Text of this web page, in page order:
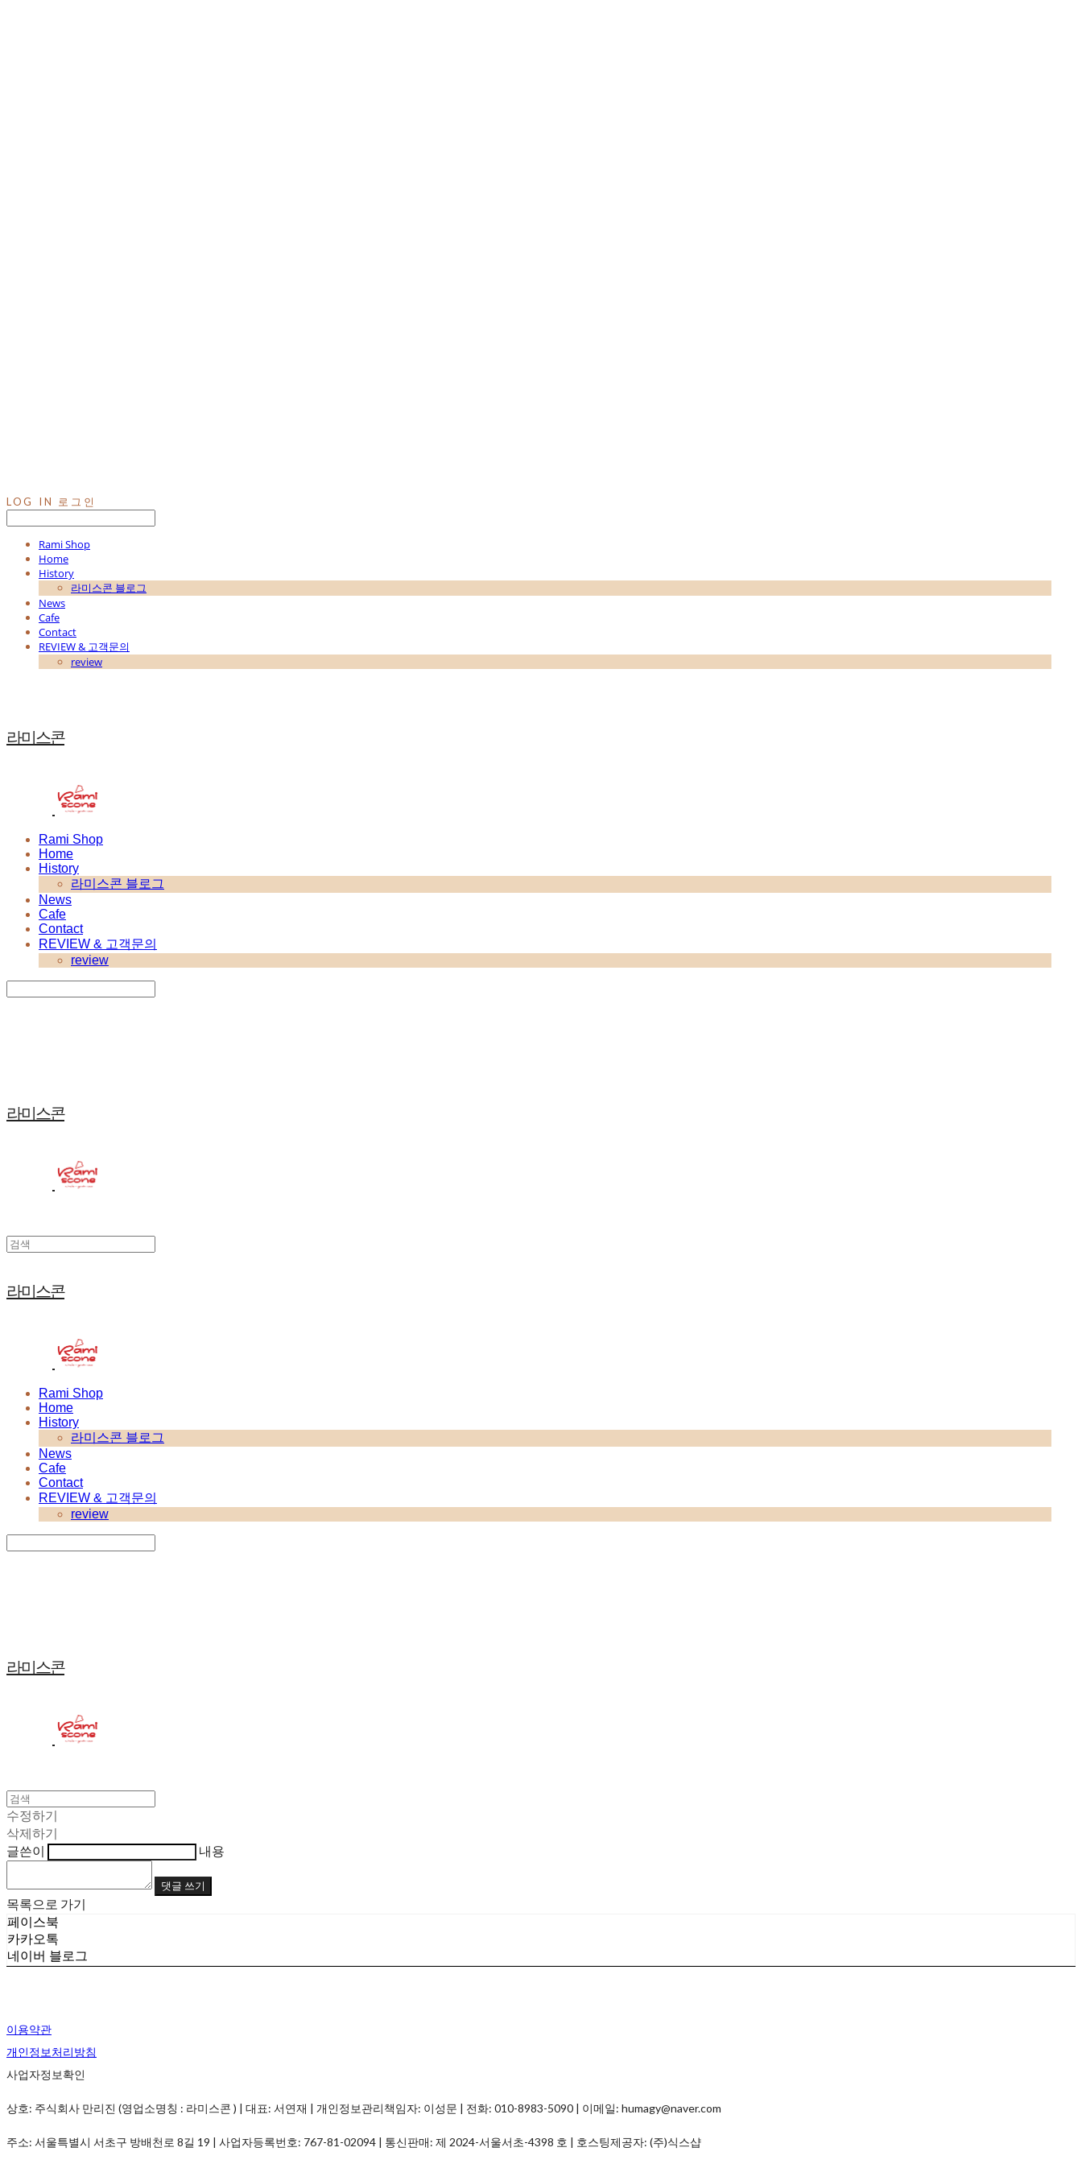
LOG IN 로그인
Rami Shop
Home
History
라미스콘 블로그
News
Cafe
Contact
REVIEW & 고객문의
review
라미스콘
Rami Shop
Home
History
라미스콘 블로그
News
Cafe
Contact
REVIEW & 고객문의
review
라미스콘
라미스콘
Rami Shop
Home
History
라미스콘 블로그
News
Cafe
Contact
REVIEW & 고객문의
review
라미스콘
수정하기
삭제하기
글쓴이
내용
댓글 쓰기
목록으로 가기
페이스북
카카오톡
네이버 블로그
이용약관
개인정보처리방침
사업자정보확인
상호: 주식회사 만리진 (영업소명칭 : 라미스콘 ) | 대표: 서연재 | 개인정보관리책임자: 이성문 | 전화: 010-8983-5090 | 이메일: humagy@naver.com
주소: 서울특별시 서초구 방배천로 8길 19 | 사업자등록번호: 767-81-02094 | 통신판매: 제 2024-서울서초-4398 호 | 호스팅제공자: (주)식스샵